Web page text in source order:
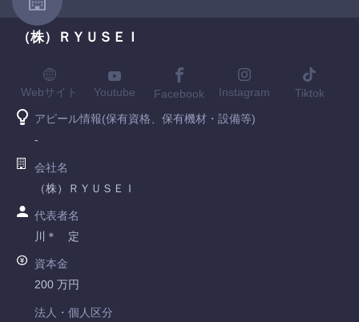
（株）ＲＹＵＳＥＩ
Webサイト Youtube Facebook Instagram Tiktok
アピール情報(保有資格、保有機材・設備等)
-
会社名
（株）ＲＹＵＳＥＩ
代表者名
川＊ 定
資本金
200 万円
法人・個人区分